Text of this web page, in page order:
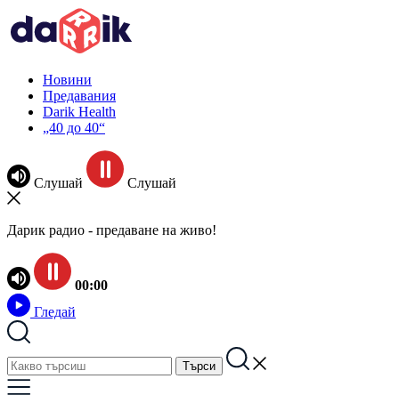
Новини
Предавания
Darik Health
„40 до 40“
Слушай Слушай
Дарик радио - предаване на живо!
00:00
Гледай